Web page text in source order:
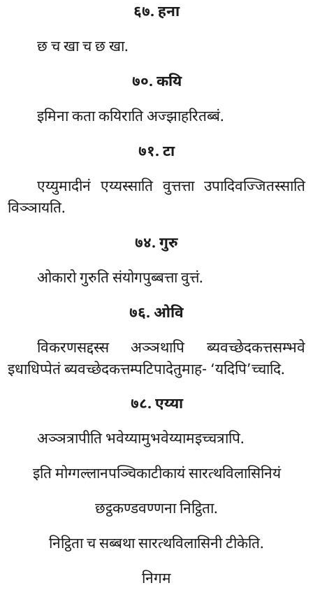
६७. हना
छ च खा च छ खा.
७०. कयि
इमिना कता कयिराति अज्झाहरितब्बं.
७१. टा
एय्युमादीनं एय्यस्साति वुत्तत्ता उपादिवज्जितस्साति
विञ्ञायति.
७४. गुरु
ओकारो गुरुति संयोगपुब्बत्ता वुत्तं.
७६. ओवि
विकरणसद्दस्स अञ्ञथापि ब्यवच्छेदकत्तसम्भवे
इधाधिप्पेतं ब्यवच्छेदकत्तम्पटिपादेतुमाह- ‘यदिपि’च्चादि.
७८. एय्या
अञ्ञत्रापीति भवेय्यामुभवेय्यामइच्चत्रापि.
इति मोग्गल्लानपञ्चिकाटीकायं सारत्थविलासिनियं
छट्ठकण्डवण्णना निट्ठिता.
निट्ठिता च सब्बथा सारत्थविलासिनी टीकेति.
निगम